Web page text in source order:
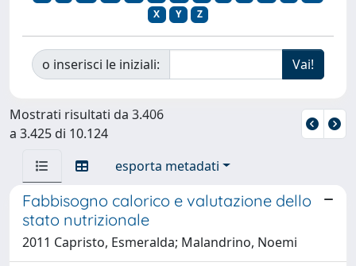
X
Y Z
o inserisci le iniziali:
Mostrati risultati da 3.406
a 3.425 di 10.124
esporta metadati
Fabbisogno calorico e valutazione dello
stato nutrizionale
2011 Capristo, Esmeralda; Malandrino, Noemi